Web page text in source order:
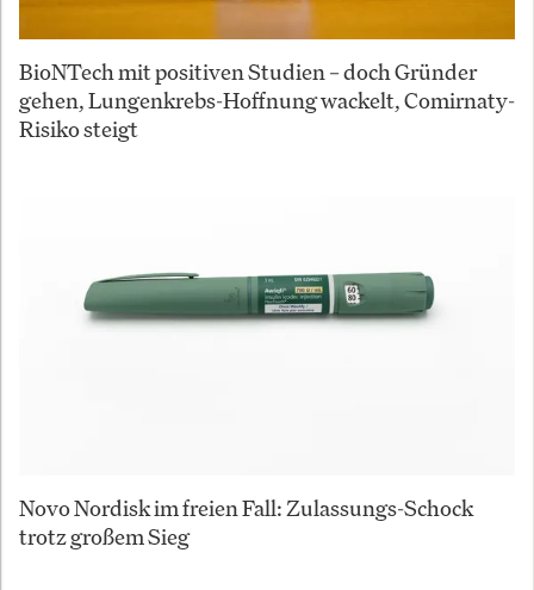
BioNTech mit positiven Studien – doch Gründer
gehen, Lungenkrebs-Hoffnung wackelt, Comirnaty-
Risiko steigt
Novo Nordisk im freien Fall: Zulassungs-Schock
trotz großem Sieg